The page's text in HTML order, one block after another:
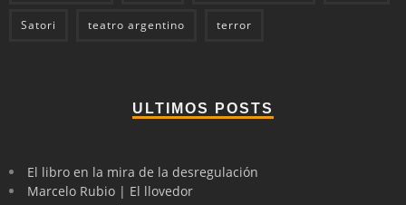
Satori teatro argentino terror
ULTIMOS POSTS
El libro en la mira de la desregulación
Marcelo Rubio | El llovedor